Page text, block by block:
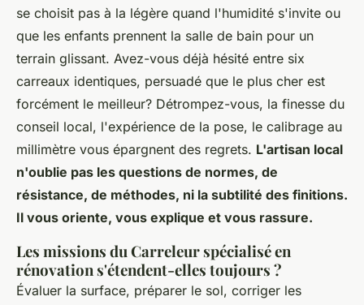
se choisit pas à la légère quand l'humidité s'invite ou
que les enfants prennent la salle de bain pour un
terrain glissant. Avez-vous déjà hésité entre six
carreaux identiques, persuadé que le plus cher est
forcément le meilleur? Détrompez-vous, la finesse du
conseil local, l'expérience de la pose, le calibrage au
millimètre vous épargnent des regrets. L'artisan local
n'oublie pas les questions de normes, de
résistance, de méthodes, ni la subtilité des finitions.
Il vous oriente, vous explique et vous rassure.
Les missions du Carreleur spécialisé en
rénovation s'étendent-elles toujours ?
Évaluer la surface, préparer le sol, corriger les